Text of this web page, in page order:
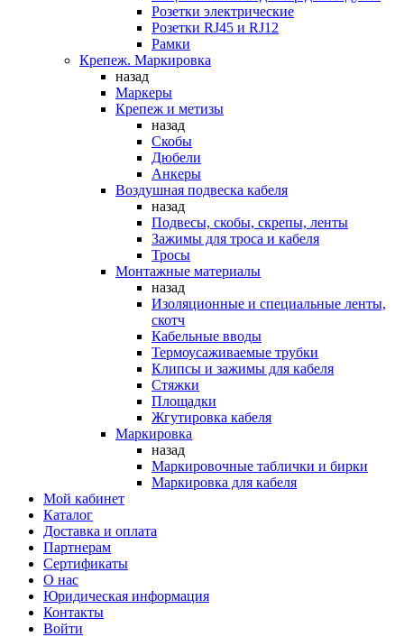
Розетки электрические
Розетки RJ45 и RJ12
Рамки
Крепеж. Маркировка
назад
Маркеры
Крепеж и метизы
назад
Скобы
Дюбели
Анкеры
Воздушная подвеска кабеля
назад
Подвесы, скобы, скрепы, ленты
Зажимы для троса и кабеля
Тросы
Монтажные материалы
назад
Изоляционные и специальные ленты,
скотч
Кабельные вводы
Термоусаживаемые трубки
Клипсы и зажимы для кабеля
Стяжки
Площадки
Жгутировка кабеля
Маркировка
назад
Маркировочные таблички и бирки
Маркировка для кабеля
Мой кабинет
Каталог
Доставка и оплата
Партнерам
Сертификаты
О нас
Юридическая информация
Контакты
Войти